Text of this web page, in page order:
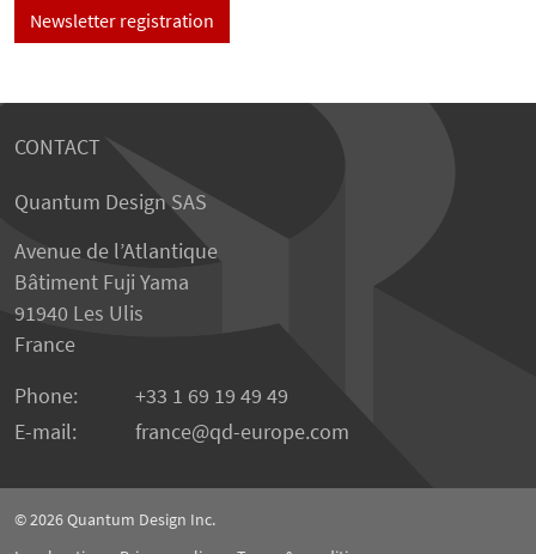
Newsletter registration
CONTACT
Quantum Design SAS
Avenue de l’Atlantique
Bâtiment Fuji Yama
91940 Les Ulis
France
Phone:
+33 1 69 19 49 49
E-mail:
france qd-europe.com
© 2026Quantum Design Inc.